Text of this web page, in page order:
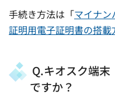
手続き方法は「マイナ
証明用電子証明書の搭載
Q.キオスク端
ですか？